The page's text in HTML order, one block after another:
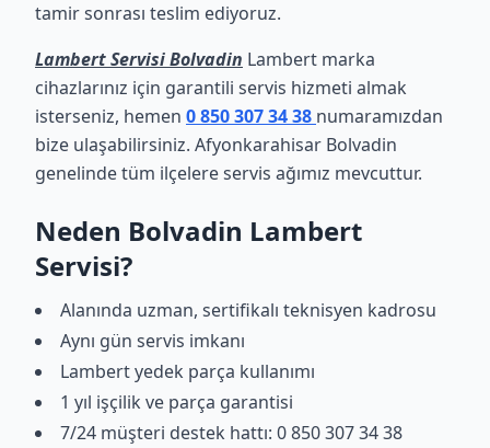
tamir sonrası teslim ediyoruz.
Lambert Servisi Bolvadin Lambert marka
cihazlarınız için garantili servis hizmeti almak
isterseniz, hemen 0 850 307 34 38 numaramızdan
bize ulaşabilirsiniz. Afyonkarahisar Bolvadin
genelinde tüm ilçelere servis ağımız mevcuttur.
Neden Bolvadin Lambert
Servisi?
Alanında uzman, sertifikalı teknisyen kadrosu
Aynı gün servis imkanı
Lambert yedek parça kullanımı
1 yıl işçilik ve parça garantisi
7/24 müşteri destek hattı: 0 850 307 34 38